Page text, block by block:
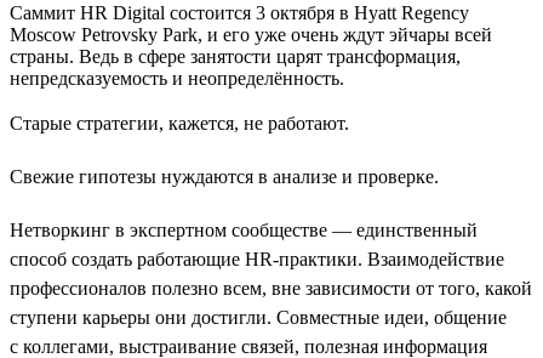
Саммит HR Digital состоится 3 октября в Hyatt Regency
Moscow Petrovsky Park, и его уже очень ждут эйчары всей
страны. Ведь в сфере занятости царят трансформация,
непредсказуемость и неопределённость.
Старые стратегии, кажется, не работают.
Свежие гипотезы нуждаются в анализе и проверке.
Нетворкинг в экспертном сообществе — единственный
способ создать работающие НR-практики. Взаимодействие
профессионалов полезно всем, вне зависимости от того, какой
ступени карьеры они достигли. Совместные идеи, общение
с коллегами, выстраивание связей, полезная информация